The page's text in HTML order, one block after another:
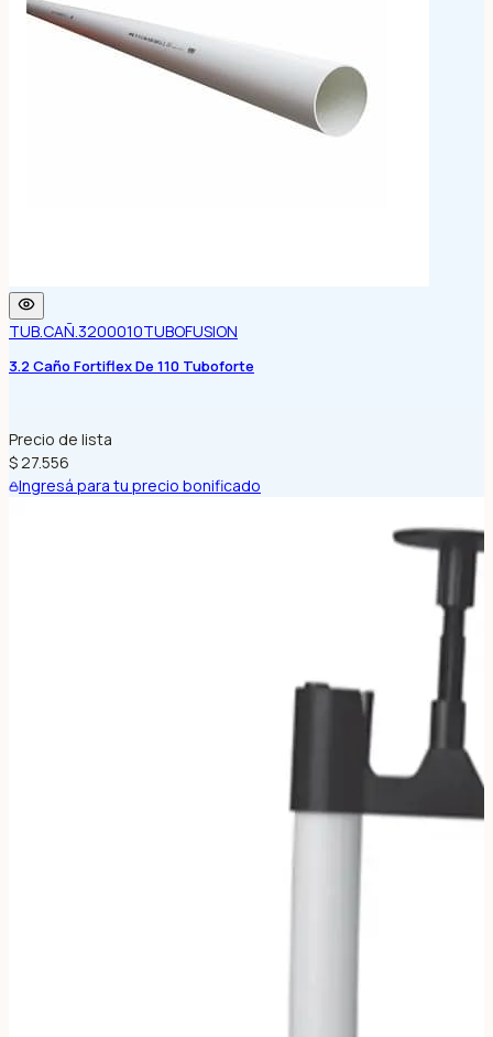
TUB.CAÑ.3200010TUBOFUSION
3.2 Caño Fortiflex De 110 Tuboforte
Precio de lista
$ 27.556
Ingresá para tu precio bonificado